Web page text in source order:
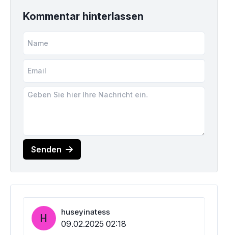
Kommentar hinterlassen
Senden
H huseyinatess
09.02.2025 02:18